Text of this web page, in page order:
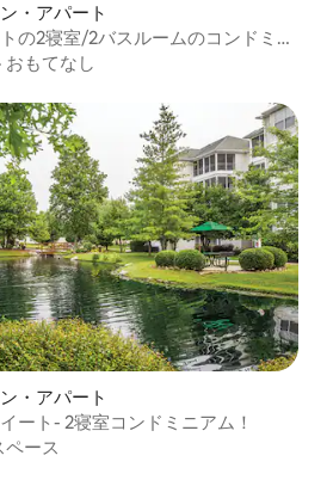
・アパート
の2寝室/2バスルームのコンドミニ
· おもてなし
・アパート
ート- 2寝室コンドミニアム！
ペース